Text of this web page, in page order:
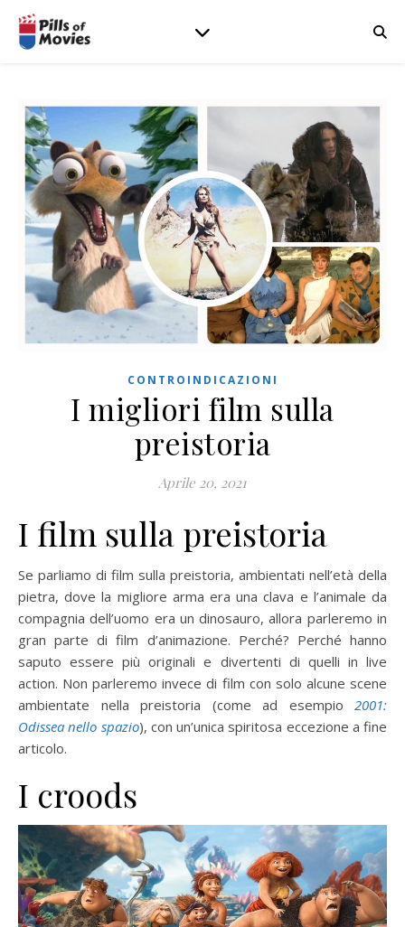
CONTROINDICAZIONI
I migliori film sulla
preistoria
Aprile 20, 2021
I film sulla preistoria
Se parliamo di film sulla preistoria, ambientati nell’età della
pietra, dove la migliore arma era una clava e l’animale da
compagnia dell’uomo era un dinosauro, allora parleremo in
gran parte di film d’animazione. Perché? Perché hanno
saputo essere più originali e divertenti di quelli in live
action. Non parleremo invece di film con solo alcune scene
ambientate nella preistoria (come ad esempio 2001:
Odissea nello spazio), con un’unica spiritosa eccezione a fine
articolo.
I croods